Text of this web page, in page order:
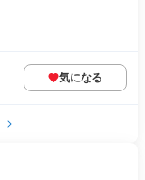
気になる